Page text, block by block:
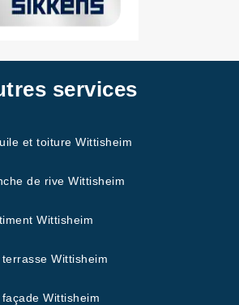
services
et toiture Wittisheim
de rive Wittisheim
Wittisheim
Wittisheim
Wittisheim